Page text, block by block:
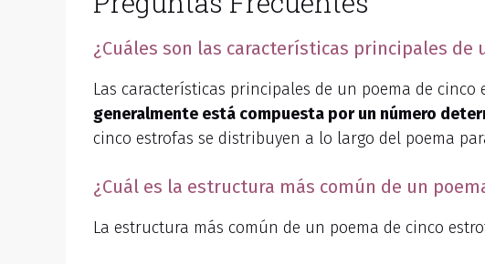
¿Cuáles son las características principales de
Las características principales de un poema de
generalmente está compuesta por un número
cinco estrofas se distribuyen a lo largo del poema
¿Cuál es la estructura más común de un
La estructura más común de un poema de cinco